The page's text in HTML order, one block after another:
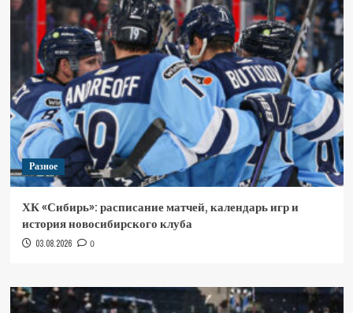
Разное
ХК «Сибирь»: расписание матчей, календарь игр и
история новосибирского клуба
03.08.2026 0